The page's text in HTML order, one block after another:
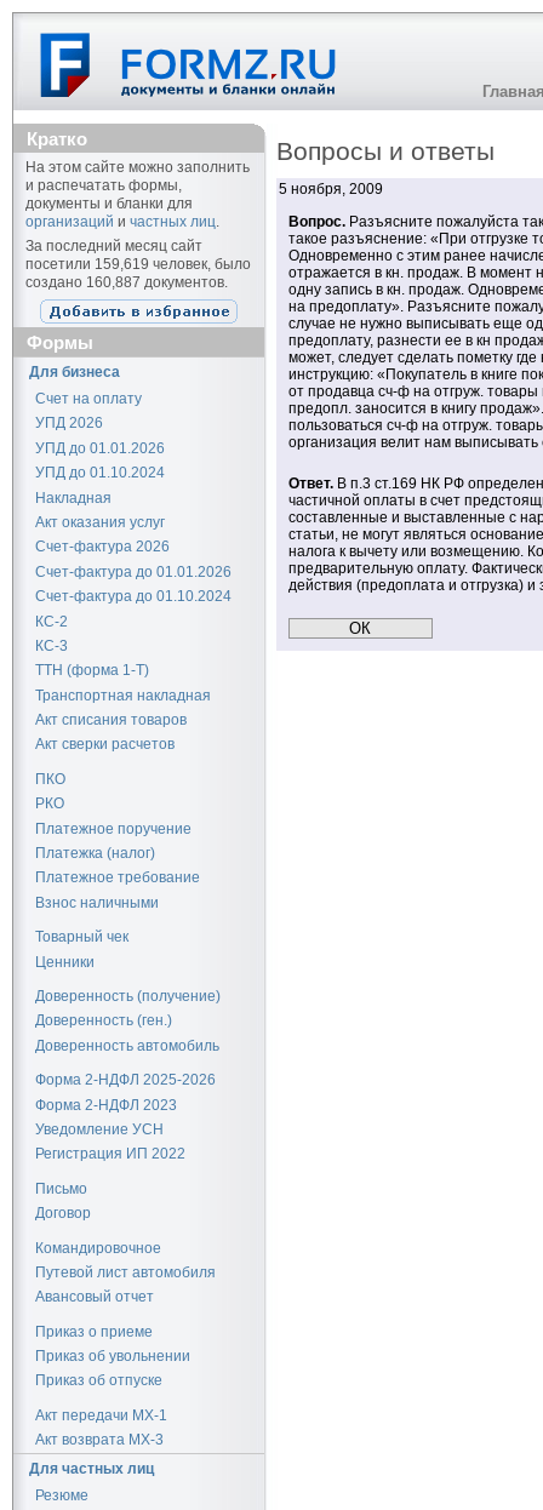
Кратко
На этом сайте можно заполнить
и распечатать формы,
документы и бланки для
организаций и частных лиц.
За последний месяц сайт
посетили 159,619 человек, было
создано 160,887 документов.
Формы
Для бизнеса
Счет на оплату
УПД 2026
УПД до 01.01.2026
УПД до 01.10.2024
Накладная
Акт оказания услуг
Счет-фактура 2026
Счет-фактура до 01.01.2026
Счет-фактура до 01.10.2024
КС-2
КС-3
ТТН (форма 1-Т)
Транспортная накладная
Акт списания товаров
Акт сверки расчетов
ПКО
РКО
Платежное поручение
Платежка (налог)
Платежное требование
Взнос наличными
Товарный чек
Ценники
Доверенность (получение)
Доверенность (ген.)
Доверенность автомобиль
Форма 2-НДФЛ 2025-2026
Форма 2-НДФЛ 2023
Уведомление УСН
Регистрация ИП 2022
Письмо
Договор
Командировочное
Путевой лист автомобиля
Авансовый отчет
Приказ о приеме
Приказ об увольнении
Приказ об отпуске
Акт передачи МХ-1
Акт возврата МХ-3
Для частных лиц
Резюме
Вопросы и ответы
5 ноября, 2009
Вопрос. Разъясните пожалуйста
такое разъяснение: «При отгрузке
Одновременно с этим ранее
отражается в кн. продаж. В момент
одну запись в кн. продаж.
на предоплату». Разъясните
случае не нужно выписывать еще
предоплату, разнести ее в кн
может, следует сделать пометку
инструкцию: «Покупатель в книге
от продавца сч-ф на отгруж.
предопл. заносится в книгу
пользоваться сч-ф на отгруж.
организация велит нам
Ответ. В п.3 ст.169 НК РФ
частичной оплаты в счет
составленные и выставленные с
статьи, не могут являться
налога к вычету или возмещению.
предварительную оплату.
действия (предоплата и отгрузка) и